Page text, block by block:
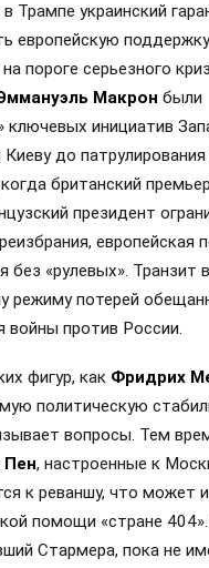
Трампе украинский
европейскую
пороге серьезного
Макрон были
ключевых инициатив
до
британский
президент
европейская
без «рулевых». Транзит
режиму потерей
войны против России.
фигур, как Фридрих
политическую
вопросы. Тем
Пен, настроенные к
к реваншу, что может
помощи «стране 404».
Стармера, пока не